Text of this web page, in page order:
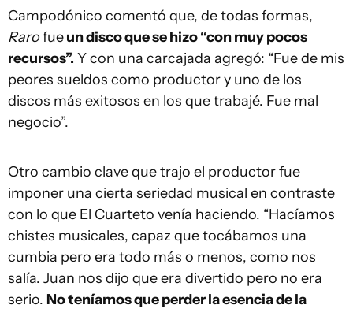
Campodónico comentó que, de todas formas,
Rarofueun disco que se hizo “con muy pocos
recursos”. Y con una carcajada agregó: “Fue de mis
peores sueldos como productor y uno de los
discos más exitosos en los que trabajé. Fue mal
negocio”.
Otro cambio clave que trajo el productor fue
imponer una cierta seriedad musical en contraste
con lo que El Cuarteto venía haciendo. “Hacíamos
chistes musicales, capaz que tocábamos una
cumbia pero era todo más o menos, como nos
salía. Juan nos dijo que era divertido pero no era
serio. No teníamos que perder la esencia de la